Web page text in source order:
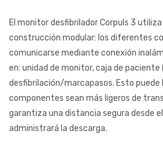
El monitor desfibrilador Corpuls 3
construcción modular: los diferentes
comunicarse mediante conexión
en: unidad de monitor, caja de
desfibrilación/marcapasos. Esto
componentes sean más ligeros de
garantiza una distancia segura desde
administrará la descarga.